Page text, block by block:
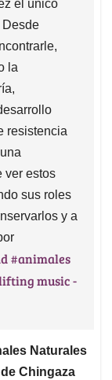
el único
Desde
la
resistencia
ver estos
sus roles
y a
#animales
music -
Naturales
Chingaza